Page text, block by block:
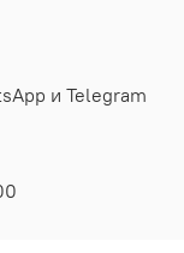
и Telegram